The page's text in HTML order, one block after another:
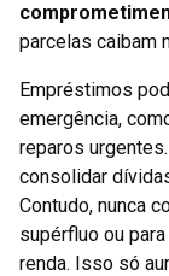
parcelas caibam
Empréstimos
emergência,
reparos
consolidar
Contudo, nunca
supérfluo ou
renda. Isso só